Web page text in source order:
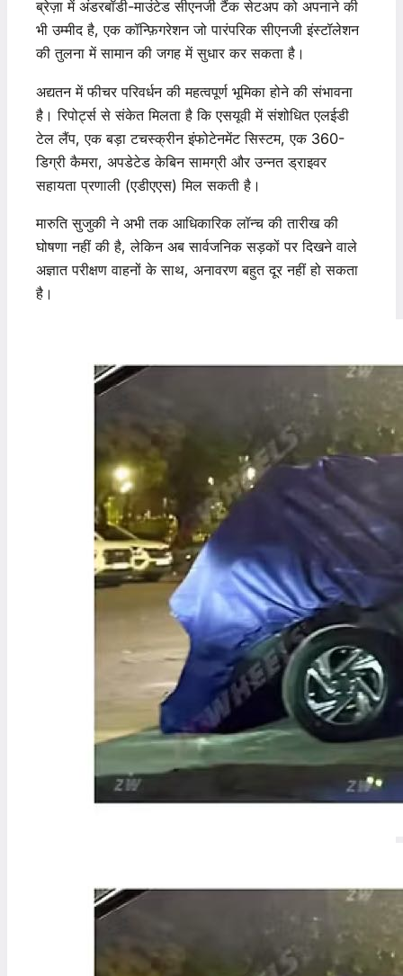
ब्रेज़ा में अंडरबॉडी-माउंटेड सीएनजी टैंक सेटअप को अपनाने की
भी उम्मीद है, एक कॉन्फ़िगरेशन जो पारंपरिक सीएनजी इंस्टॉलेशन
की तुलना में सामान की जगह में सुधार कर सकता है।
अद्यतन में फीचर परिवर्धन की महत्वपूर्ण भूमिका होने की संभावना
है। रिपोर्ट्स से संकेत मिलता है कि एसयूवी में संशोधित एलईडी
टेल लैंप, एक बड़ा टचस्क्रीन इंफोटेनमेंट सिस्टम, एक 360-
डिग्री कैमरा, अपडेटेड केबिन सामग्री और उन्नत ड्राइवर
सहायता प्रणाली (एडीएएस) मिल सकती है।
मारुति सुजुकी ने अभी तक आधिकारिक लॉन्च की तारीख की
घोषणा नहीं की है, लेकिन अब सार्वजनिक सड़कों पर दिखने वाले
अज्ञात परीक्षण वाहनों के साथ, अनावरण बहुत दूर नहीं हो सकता
है।